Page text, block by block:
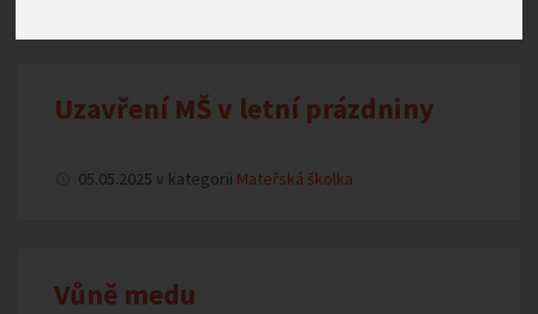
Uzavření MŠ v letní prázdniny
05.05.2025 v kategorii Mateřská školka
Vůně medu